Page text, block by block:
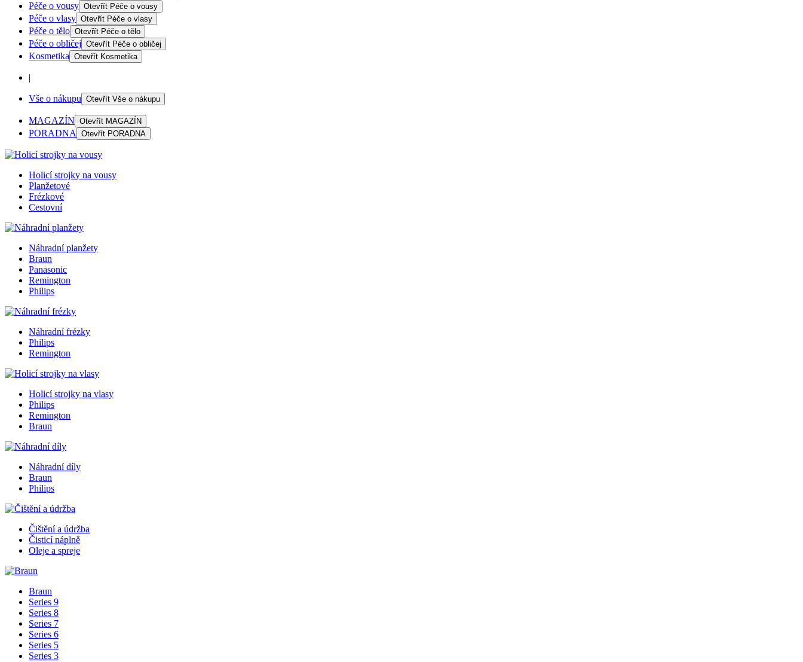
Péče o vousy Otevřít Péče o vousy
Péče o vlasy Otevřít Péče o vlasy
Péče o tělo Otevřít Péče o tělo
Péče o obličej Otevřít Péče o obličej
Kosmetika Otevřít Kosmetika
|
Vše o nákupu Otevřít Vše o nákupu
MAGAZÍN Otevřít MAGAZÍN
PORADNA Otevřít PORADNA
Holicí strojky na vousy
Planžetové
Frézkové
Cestovní
Náhradní planžety
Braun
Panasonic
Remington
Philips
Náhradní frézky
Philips
Remington
Holicí strojky na vlasy
Philips
Remington
Braun
Náhradní díly
Braun
Philips
Čištění a údržba
Čisticí náplně
Oleje a spreje
Braun
Series 9
Series 8
Series 7
Series 6
Series 5
Series 3